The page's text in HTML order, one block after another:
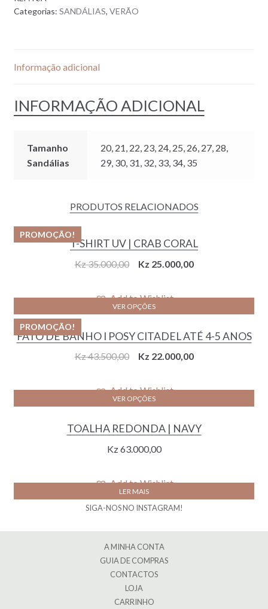
I
PISTACHIO
Categorias: SANDÁLIAS, VERÃO
Informação adicional
INFORMAÇÃO ADICIONAL
Tamanho
Sandálias
20, 21, 22, 23, 24, 25, 26, 27, 28,
29, 30, 31, 32, 33, 34, 35
PRODUTOS RELACIONADOS
T-SHIRT UV | CRAB CORAL
PROMOÇÃO!
Kz35.000,00
Original
was:
Kz 35.000,00.
Kz 25.000,00Current
Add to Wishlist
VER OPÇÕES
FATO DE BANHO I POSY CITADEL ATÉ 4-5 ANOS
PROMOÇÃO!
Kz43.500,00
Original
was:
Kz 43.500,00.
Kz 22.000,00Current
Add to Wishlist
VER OPÇÕES
TOALHA REDONDA | NAVY
Kz63.000,00
Add to Wishlist
LER MAIS
SIGA-NOS NO INSTAGRAM!
A MINHA CONTA
GUIA DE COMPRAS
CONTACTOS
LOJA
CARRINHO